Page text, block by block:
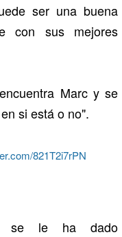
ser una buena
con sus mejores
Marc y se
si está o no".
821T2i7rPN
se le ha dado